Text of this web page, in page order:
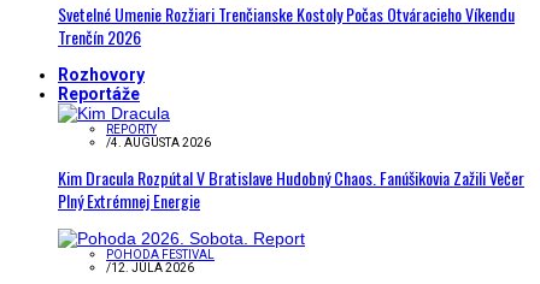
Svetelné Umenie Rozžiari Trenčianske Kostoly Počas Otváracieho Víkendu
Trenčín 2026
Rozhovory
Reportáže
REPORTY
/4. AUGUSTA 2026
Kim Dracula Rozpútal V Bratislave Hudobný Chaos. Fanúšikovia Zažili Večer
Plný Extrémnej Energie
POHODA FESTIVAL
/12. JÚLA 2026